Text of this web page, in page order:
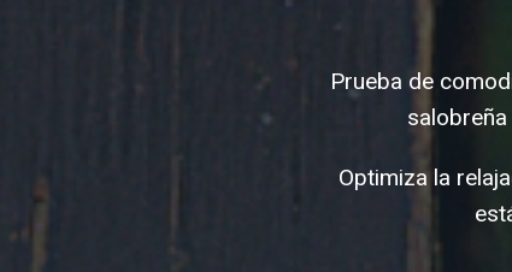
Prueba de
Optimiza la